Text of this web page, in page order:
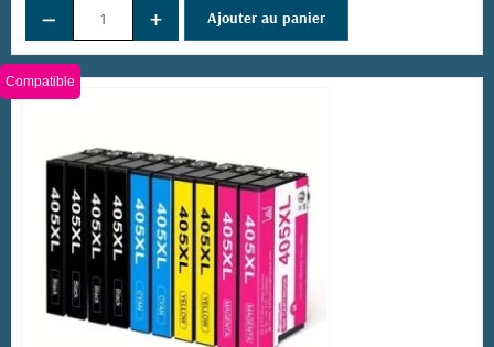
− + Ajouter au panier
Compatible